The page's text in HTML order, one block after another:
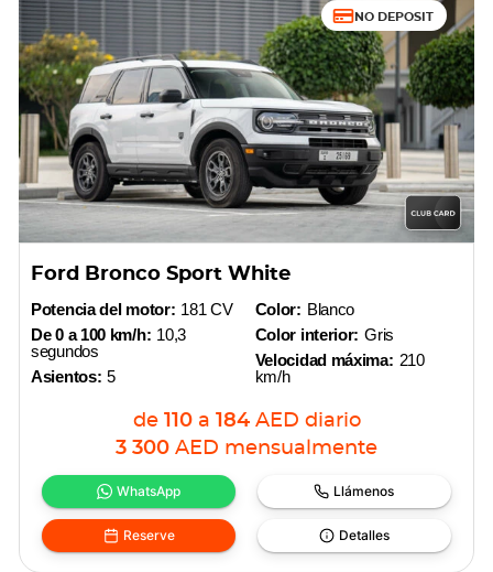
NO DEPOSIT
Ford Bronco Sport White
Potencia del motor: 181 CV
De 0 a 100 km/h: 10,3
segundos
Asientos: 5
Color: Blanco
Color interior: Gris
Velocidad máxima: 210
km/h
de 110 a 184 AED diario
3 300 AED mensualmente
WhatsApp Llámenos
Reserve Detalles